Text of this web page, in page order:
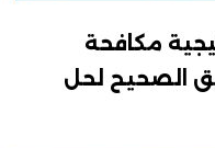
مكافحة
الصحيح لحل